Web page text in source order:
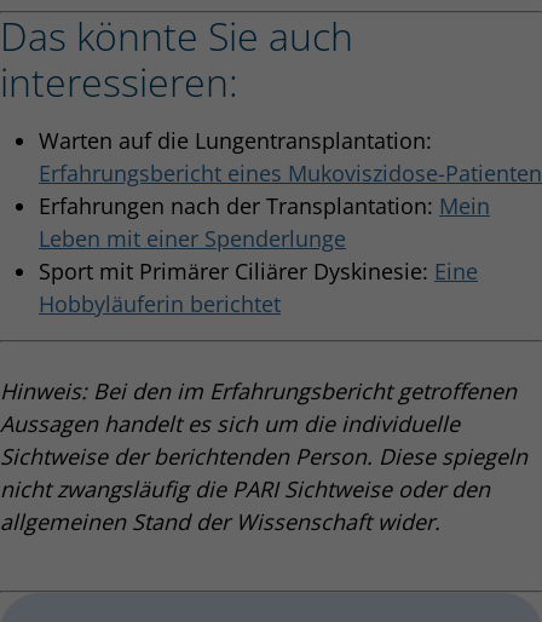
Das könnte Sie auch
interessieren:
Warten auf die Lungentransplantation:
Erfahrungsbericht eines Mukoviszidose-Patienten
Erfahrungen nach der Transplantation: Mein
Leben mit einer Spenderlunge
Sport mit Primärer Ciliärer Dyskinesie: Eine
Hobbyläuferin berichtet
Hinweis: Bei den im Erfahrungsbericht getroffenen
Aussagen handelt es sich um die individuelle
Sichtweise der berichtenden Person. Diese spiegeln
nicht zwangsläufig die PARI Sichtweise oder den
allgemeinen Stand der Wissenschaft wider.